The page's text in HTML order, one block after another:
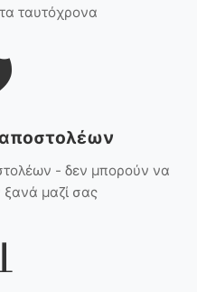
ταυτόχρονα
- δεν μπορούν να
μαζί σας